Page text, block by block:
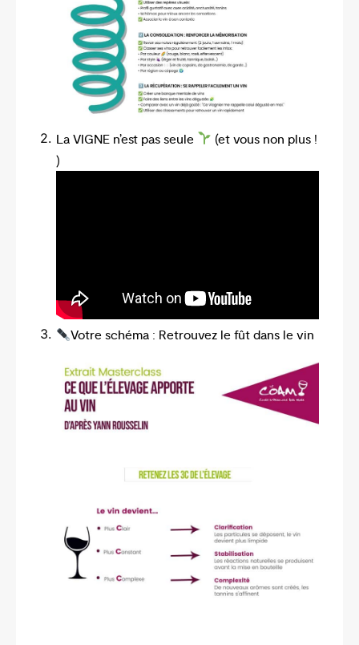
La VIGNE n’est pas seule
(et vous non plus !
)
Votre schéma : Retrouvez le fût dans le vin